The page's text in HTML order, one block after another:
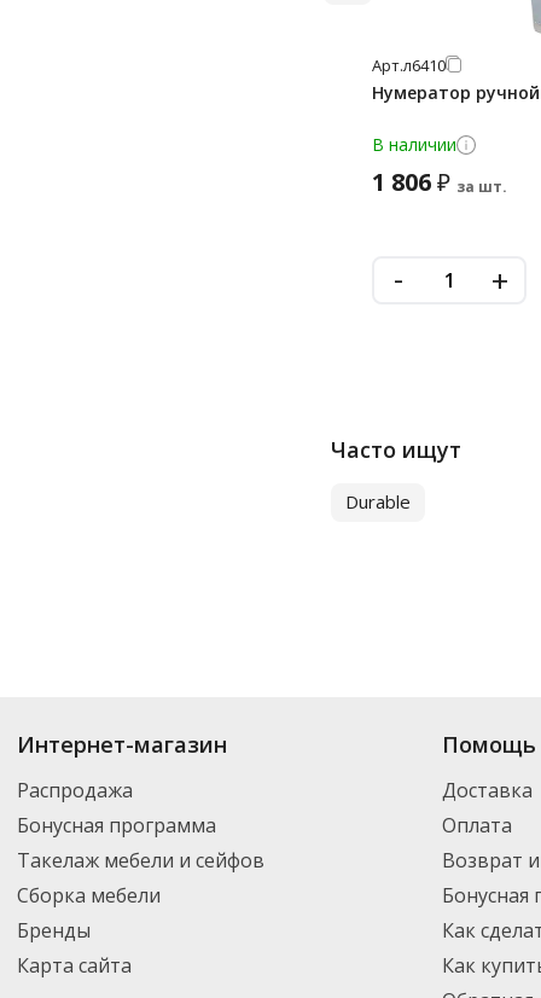
Арт.л6410
Нумератор
В наличии
1 806₽ за шт.
- +
Часто ищут
Durable
Купить
. В
новинки. Вы можете выбрать нужный товар и добавить его в корзину
России – партнерской транспортной компанией DPD. Для постоянных
Интернет-магазин
Распродажа
Бонусная программа
Такелаж мебели и сейфов
Сборка мебели
Бренды
Карта сайта
Помощь
Доставка
Оплата
Возврат
Бонусная
Как
Как